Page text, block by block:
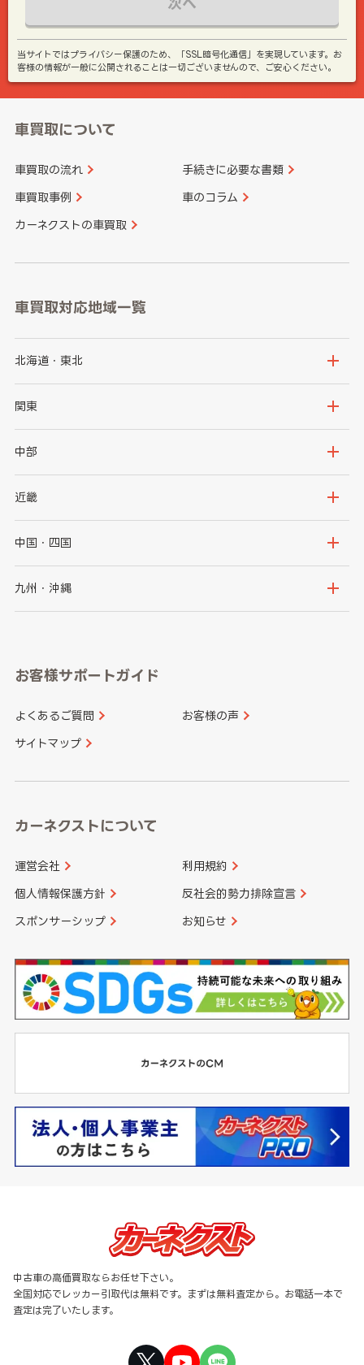
当サイトではプライバシー保護のため、「SSL暗号化通信」を実現しています。お
客様の情報が一般に公開されることは一切ございませんので、ご安心ください。
車買取について
車買取の流れ 手続きに必要な書類
車買取事例 車のコラム
カーネクストの車買取
車買取対応地域一覧
北海道・東北
北海道
岩手県
秋田県
関東
茨城県
群馬県
千葉県
中部
新潟県
石川県
山梨県
愛知県
近畿
大阪府
京都府
和歌山県
中国・四国
鳥取県
山口県
香川県 愛媛県
九州・沖縄
長崎県
大分県 宮崎県
お客様サポートガイド
よくあるご質問 お客様の声
サイトマップ
カーネクストについて
運営会社 利用規約
個人情報保護方針 反社会的勢力排除宣言
スポンサーシップ お知らせ
中古車の高価買取ならお任せ下さい。
全国対応でレッカー引取代は無料です。まずは無料査定から。お電話一本で
査定は完了いたします。